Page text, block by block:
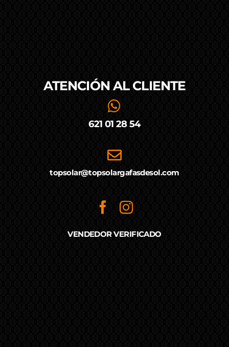
ATENCIÓN AL CLIENTE
621 01 28 54
topsolar@topsolargafasdesol.com
VENDEDOR VERIFICADO